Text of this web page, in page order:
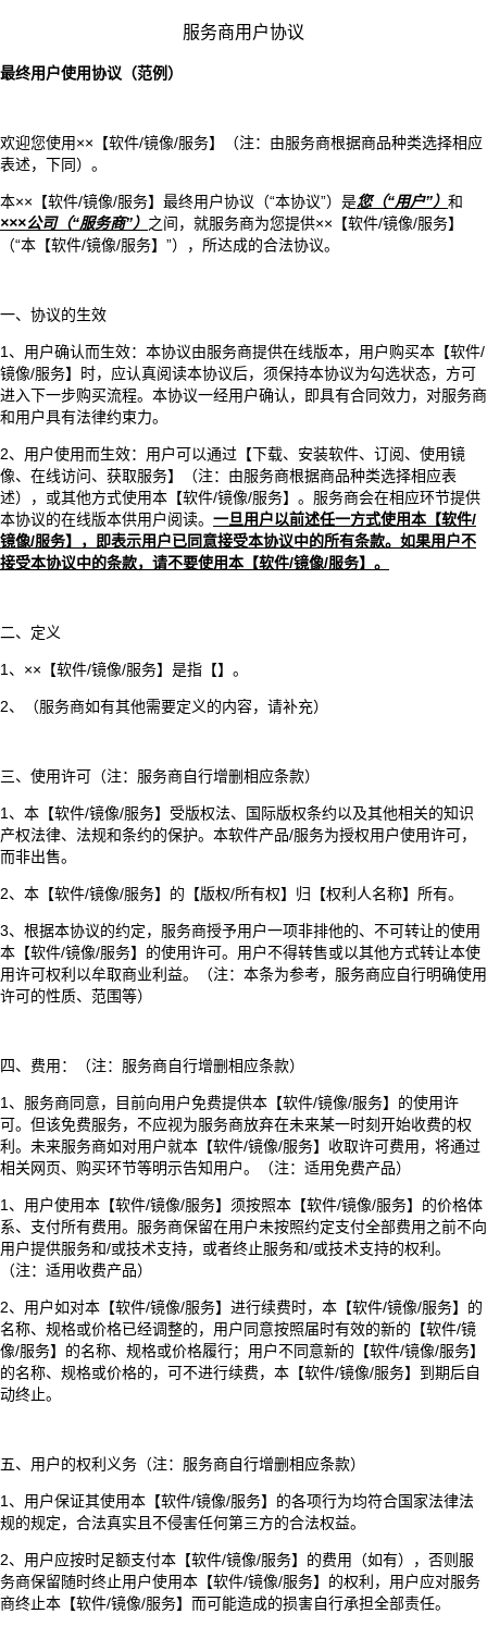
服务商用户协议
最终用户使用协议（范例）
欢迎您使用××【软件/镜像/服务】（注：由服务商根据商品种类选择相应
表述，下同）。
本××【软件/镜像/服务】最终用户协议（“本协议”）是您（“用户”） 和
×××公司（“服务商”） 之间，就服务商为您提供××【软件/镜像/服务】
（“本【软件/镜像/服务】”），所达成的合法协议。
一、协议的生效
1、用户确认而生效：本协议由服务商提供在线版本，用户购买本【软件/
镜像/服务】时，应认真阅读本协议后，须保持本协议为勾选状态，方可
进入下一步购买流程。本协议一经用户确认，即具有合同效力，对服务商
和用户具有法律约束力。
2、用户使用而生效：用户可以通过【下载、安装软件、订阅、使用镜
像、在线访问、获取服务】（注：由服务商根据商品种类选择相应表
述），或其他方式使用本【软件/镜像/服务】。服务商会在相应环节提供
本协议的在线版本供用户阅读。 一旦用户以前述任一方式使用本【软件/
镜像/服务】，即表示用户已同意接受本协议中的所有条款。如果用户不
接受本协议中的条款，请不要使用本【软件/镜像/服务】。
二、定义
1、××【软件/镜像/服务】是指【】。
2、（服务商如有其他需要定义的内容，请补充）
三、使用许可（注：服务商自行增删相应条款）
1、本【软件/镜像/服务】受版权法、国际版权条约以及其他相关的知识
产权法律、法规和条约的保护。本软件产品/服务为授权用户使用许可，
而非出售。
2、本【软件/镜像/服务】的【版权/所有权】归【权利人名称】所有。
3、根据本协议的约定，服务商授予用户一项非排他的、不可转让的使用
本【软件/镜像/服务】的使用许可。用户不得转售或以其他方式转让本使
用许可权利以牟取商业利益。（注：本条为参考，服务商应自行明确使用
许可的性质、范围等）
四、费用：（注：服务商自行增删相应条款）
1、服务商同意，目前向用户免费提供本【软件/镜像/服务】的使用许
可。但该免费服务，不应视为服务商放弃在未来某一时刻开始收费的权
利。未来服务商如对用户就本【软件/镜像/服务】收取许可费用，将通过
相关网页、购买环节等明示告知用户。（注：适用免费产品）
1、用户使用本【软件/镜像/服务】须按照本【软件/镜像/服务】的价格体
系、支付所有费用。服务商保留在用户未按照约定支付全部费用之前不向
用户提供服务和/或技术支持，或者终止服务和/或技术支持的权利。
（注：适用收费产品）
2、用户如对本【软件/镜像/服务】进行续费时，本【软件/镜像/服务】的
名称、规格或价格已经调整的，用户同意按照届时有效的新的【软件/镜
像/服务】的名称、规格或价格履行；用户不同意新的【软件/镜像/服务】
的名称、规格或价格的，可不进行续费，本【软件/镜像/服务】到期后自
动终止。
五、用户的权利义务（注：服务商自行增删相应条款）
1、用户保证其使用本【软件/镜像/服务】的各项行为均符合国家法律法
规的规定，合法真实且不侵害任何第三方的合法权益。
2、用户应按时足额支付本【软件/镜像/服务】的费用（如有），否则服
务商保留随时终止用户使用本【软件/镜像/服务】的权利，用户应对服务
商终止本【软件/镜像/服务】而可能造成的损害自行承担全部责任。